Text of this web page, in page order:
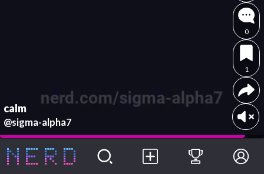
calm
@sigma-alpha7
0
1